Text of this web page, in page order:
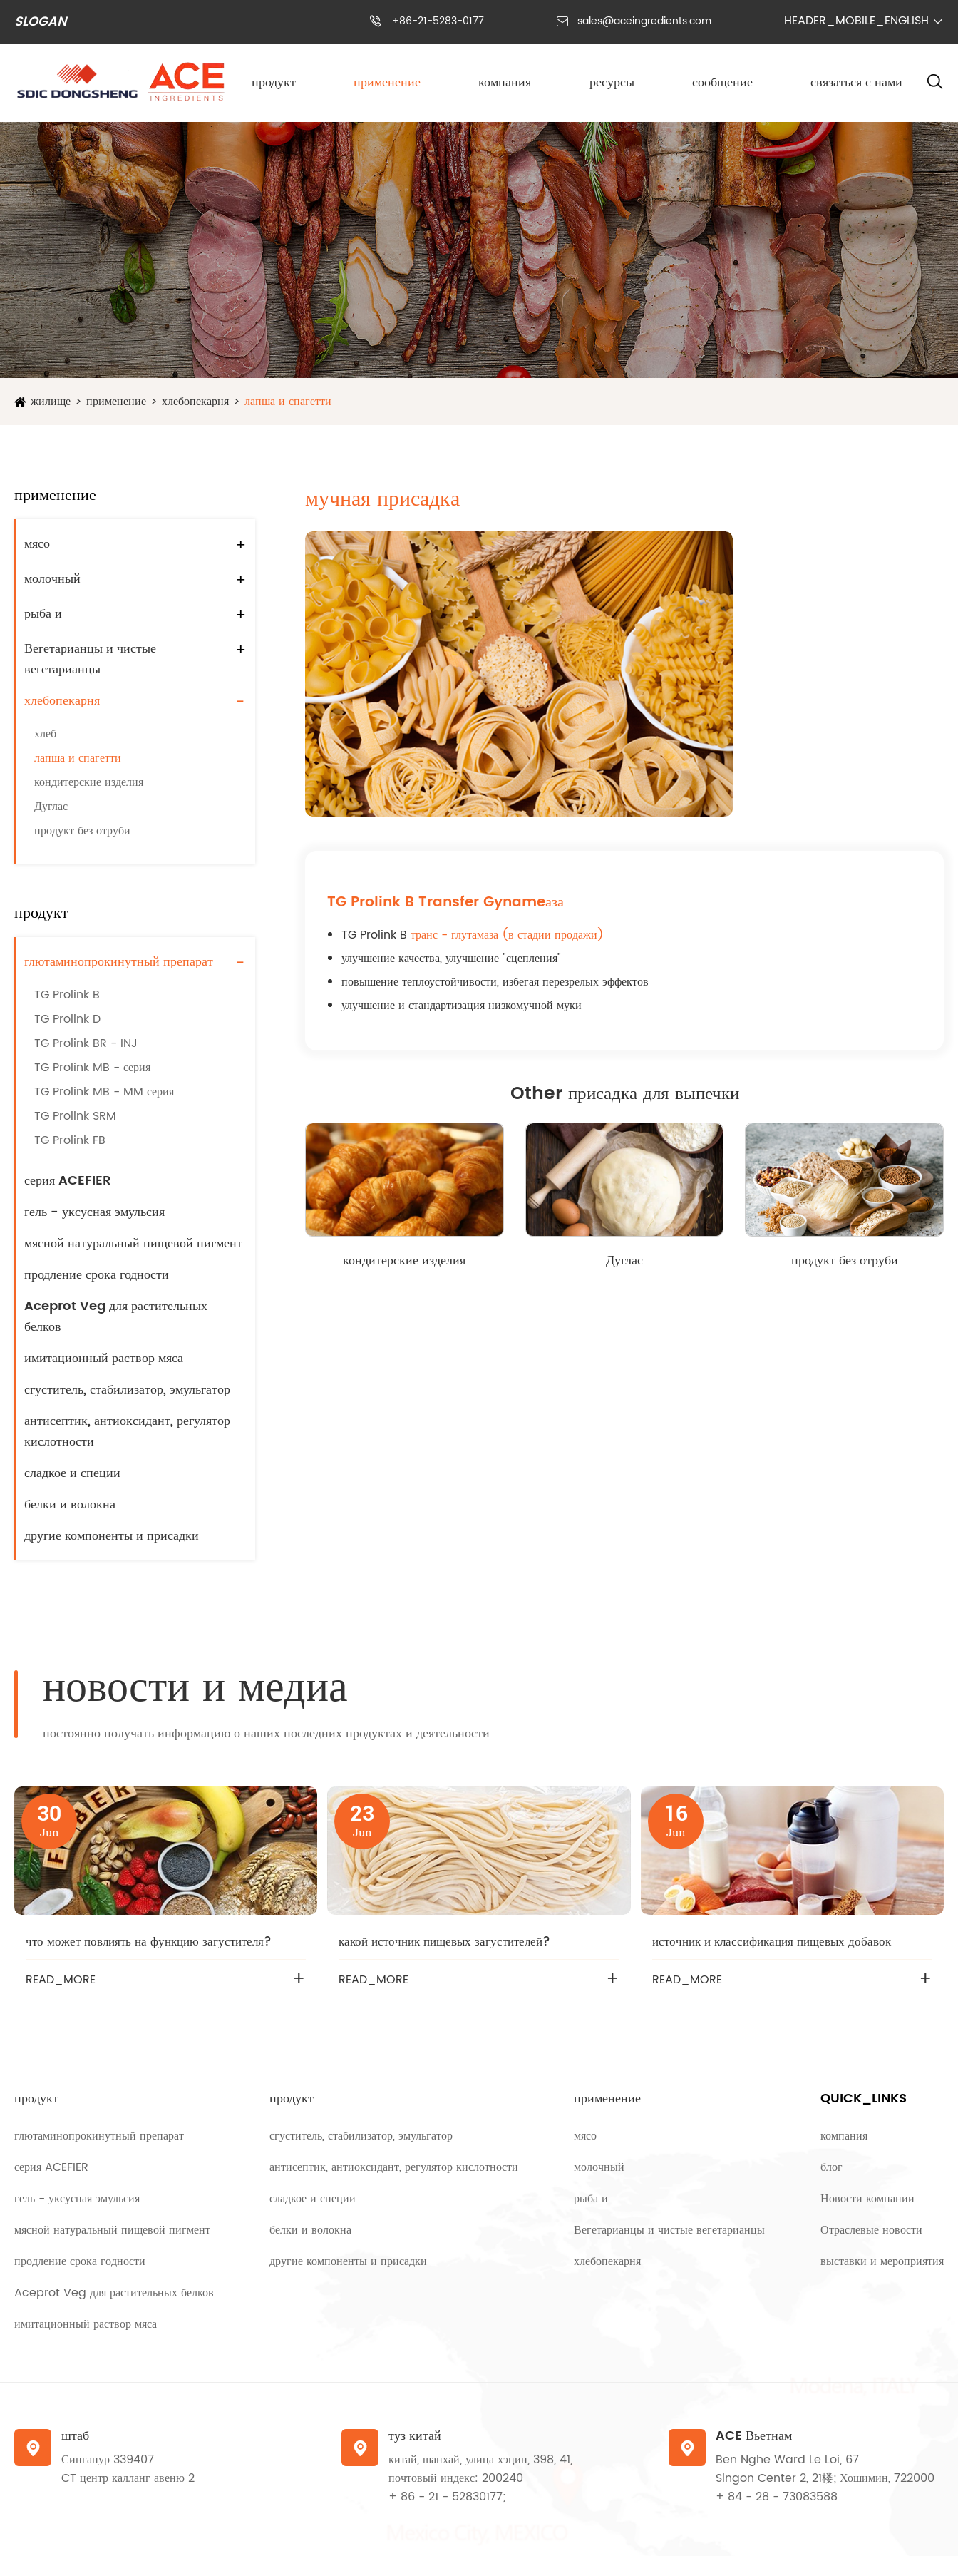
SLOGAN  +86-21-5283-0177  sales@aceingredients.com HEADER_MOBILE_ENGLISH 
продукт применение компания ресурсы сообщение связаться с нами 
жилище применение хлебопекарня лапша и спагетти
применение
мясо +
молочный +
рыба и +
Вегетарианцы и чистые
вегетарианцы
+
хлебопекарня -
хлеб
лапша и спагетти
кондитерские изделия
Дуглас
продукт без отруби
продукт
глютаминопрокинутный препарат -
TG Prolink B
TG Prolink D
TG Prolink BR - INJ
TG Prolink MB - серия
TG Prolink MB - MM серия
TG Prolink SRM
TG Prolink FB
серия ACEFIER
гель - уксусная эмульсия
мясной натуральный пищевой пигмент
продление срока годности
Aceprot Veg для растительных
белков
имитационный раствор мяса
сгуститель, стабилизатор, эмульгатор
антисептик, антиоксидант, регулятор
кислотности
сладкое и специи
белки и волокна
другие компоненты и присадки
мучная присадка
TG Prolink B Transfer Gynameаза
TG Prolink B транс - глутамаза (в стадии продажи)
улучшение качества, улучшение "сцепления"
повышение теплоустойчивости, избегая перезрелых эффектов
улучшение и стандартизация низкомучной муки
Other присадка для выпечки
кондитерские изделия Дуглас продукт без отруби
новости и медиа
постоянно получать информацию о наших последних продуктах и деятельности
30
Jun
что может повлиять на функцию загустителя?
READ_MORE +
23
Jun
какой источник пищевых загустителей?
READ_MORE +
16
Jun
источник и классификация пищевых добавок
READ_MORE +
продукт
глютаминопрокинутный препарат
серия ACEFIER
гель - уксусная эмульсия
мясной натуральный пищевой пигмент
продление срока годности
Aceprot Veg для растительных белков
имитационный раствор мяса
продукт
сгуститель, стабилизатор, эмульгатор
антисептик, антиоксидант, регулятор кислотности
сладкое и специи
белки и волокна
другие компоненты и присадки
применение
мясо
молочный
рыба и
Вегетарианцы и чистые вегетарианцы
хлебопекарня
QUICK_LINKS
компания
блог
Новости компании
Отраслевые новости
выставки и мероприятия

штаб
Сингапур 339407
CT центр калланг авеню 2

туз китай
китай, шанхай, улица хэцин, 398, 41,
почтовый индекс: 200240
+ 86 - 21 - 52830177;

ACE Вьетнам
Ben Nghe Ward Le Loi, 67
Singon Center 2, 21楼; Хошимин, 722000
+ 84 - 28 - 73083588